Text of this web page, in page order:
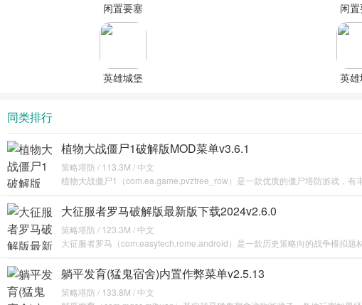
闲置要塞
无限金币
无限星星
闲
官方
英雄城堡
英
同类排行
植物大战僵尸1破解版MOD菜单v3.6.1
策略塔防 / 113.3M / 中文
植物大战僵尸1（com.ea.game.pvzfree_row）是一款优质的僵尸塔防游戏，有
大征服者罗马破解版最新版下载2024v2.6.0
策略塔防 / 123.3M / 中文
大征服者罗马（com.easytech.rome.android）是一款历史策略向的战争模拟题
躺平发育(猛鬼宿舍)内置作弊菜单v2.5.13
策略塔防 / 133.8M / 中文